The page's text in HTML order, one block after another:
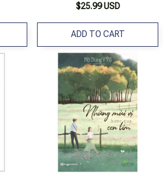
$25.99 USD
ADD TO CART